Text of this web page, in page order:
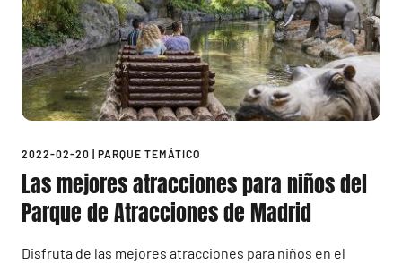
2022-02-20 PARQUE TEMÁTICO
Las mejores atracciones para niños del
Parque de Atracciones de Madrid
Disfruta de las mejores atracciones para niños en el